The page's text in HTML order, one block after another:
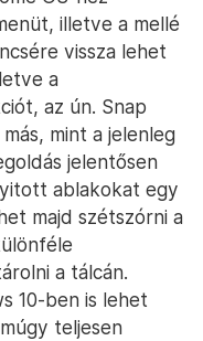
illetve a mellé
vissza lehet
a
az ún. Snap
mint a jelenleg
jelentősen
ablakokat egy
majd szétszórni a
a tálcán.
10-ben is lehet
teljesen